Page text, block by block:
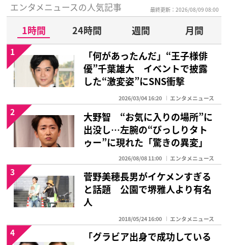
エンタメニュースの人気記事 最終更新：2026/08/09 08:00
1時間 24時間 週間
月間
「何があったんだ」“王子様俳
優”千葉雄大 イベントで披露
した“激変姿”にSNS衝撃
2026/03/04 16:20 エンタメニュース
1
大野智 “お気に入りの場所”に
出没し…左腕の“びっしりタト
ゥー”に現れた「驚きの異変」
2026/08/08 11:00 エンタメニュース
2
菅野美穂長男がイケメンすぎる
と話題 公園で堺雅人より有名
人
2018/05/24 16:00 エンタメニュース
3
「グラビア出身で成功している
4